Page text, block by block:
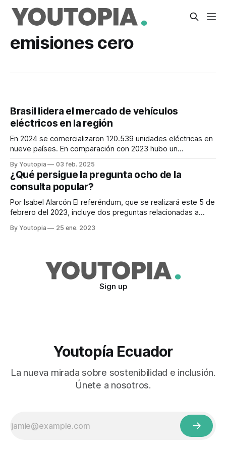
emisiones cero
Brasil lidera el mercado de vehículos
eléctricos en la región
En 2024 se comercializaron 120.539 unidades eléctricas en
nueve países. En comparación con 2023 hubo un
By Youtopia 03 feb. 2025
¿Qué persigue la pregunta ocho de la
consulta popular?
Por Isabel Alarcón El referéndum, que se realizará este 5 de
febrero del 2023, incluye dos preguntas relacionadas a
vista entre quienes comprenden su impacto, y confusión
By Youtopia 25 ene. 2023
Sign up
Youtopía Ecuador
La nueva mirada sobre sostenibilidad e inclusión.
Únete a nosotros.